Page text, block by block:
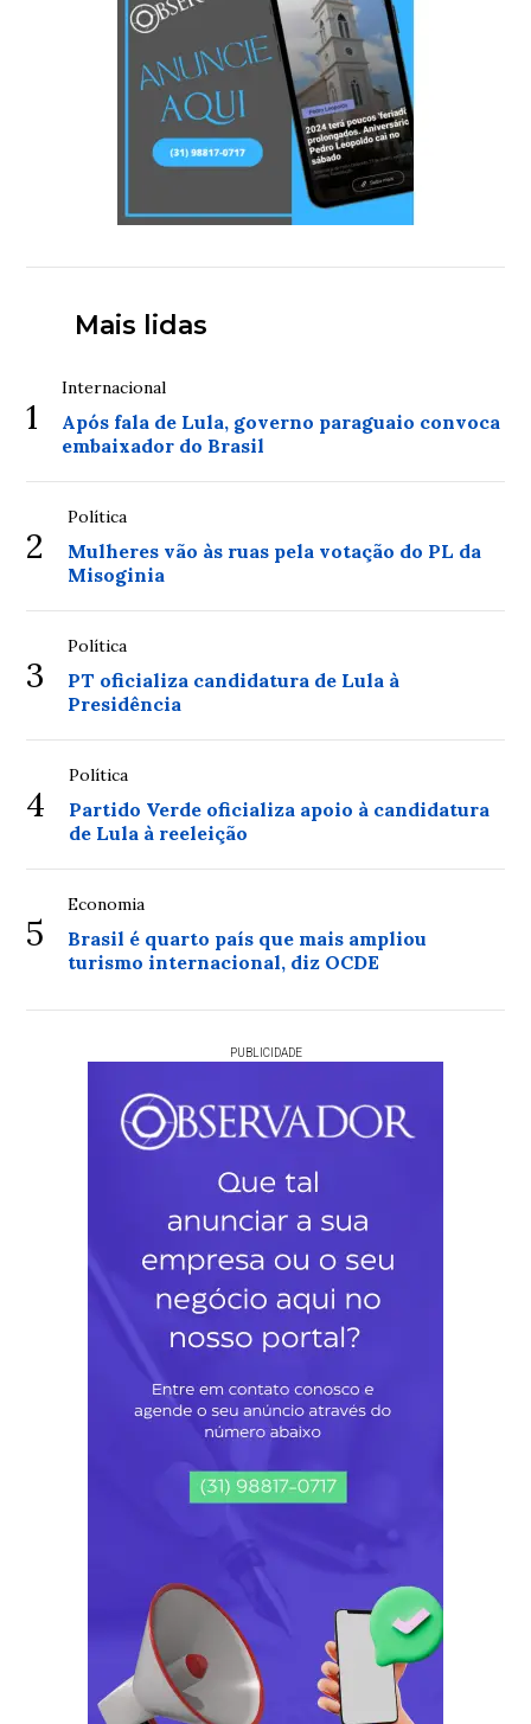
Mais lidas
1
Internacional
Após fala de Lula, governo paraguaio convoca
embaixador do Brasil
2
Política
Mulheres vão às ruas pela votação do PL da
Misoginia
3
Política
PT oficializa candidatura de Lula à
Presidência
4
Política
Partido Verde oficializa apoio à candidatura
de Lula à reeleição
5
Economia
Brasil é quarto país que mais ampliou
turismo internacional, diz OCDE
PUBLICIDADE